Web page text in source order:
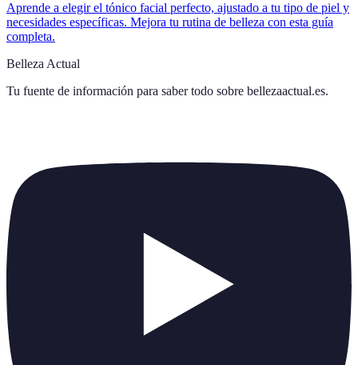
Aprende a elegir el tónico facial perfecto, ajustado a tu tipo de piel y
necesidades específicas. Mejora tu rutina de belleza con esta guía
completa.
Belleza Actual
Tu fuente de información para saber todo sobre bellezaactual.es.